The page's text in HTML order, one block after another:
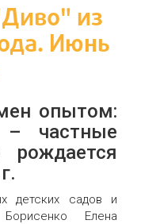
из
Июнь
опытом:
частные
детских садов и
Елена